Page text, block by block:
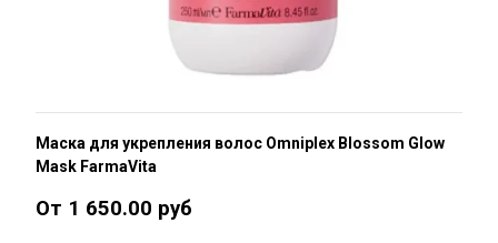
Маска для укрепления волос Omniplex Blossom Glow
Mask FarmaVita
От 1 650.00 руб